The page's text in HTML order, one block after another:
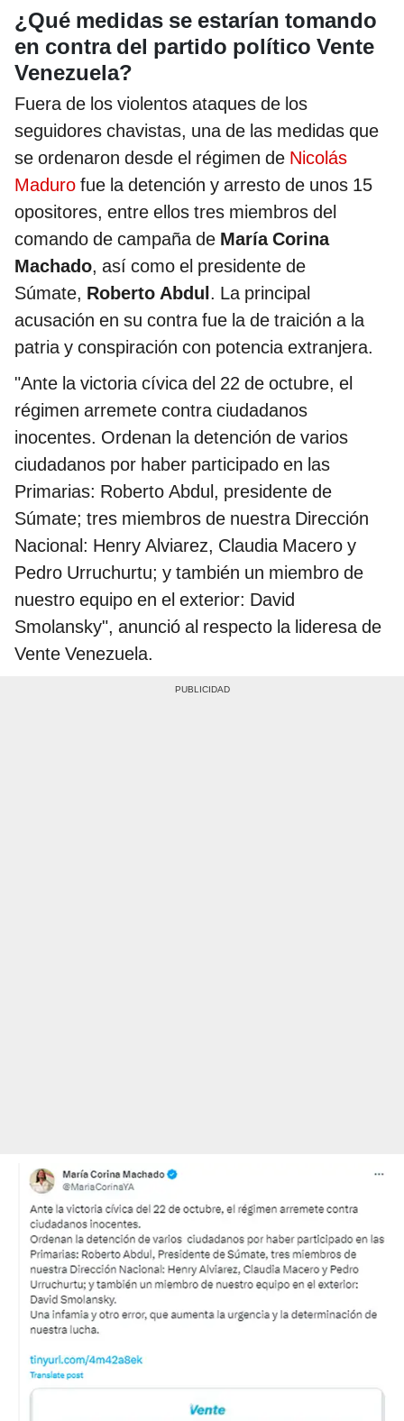
¿Qué medidas se estarían tomando
en contra del partido político Vente
Venezuela?
Fuera de los violentos ataques de los
seguidores chavistas, una de las medidas que
se ordenaron desde el régimen de Nicolás
Maduro fue la detención y arresto de unos 15
opositores, entre ellos tres miembros del
comando de campaña de María Corina
Machado, así como el presidente de
Súmate, Roberto Abdul. La principal
acusación en su contra fue la de traición a la
patria y conspiración con potencia extranjera.
"Ante la victoria cívica del 22 de octubre, el
régimen arremete contra ciudadanos
inocentes. Ordenan la detención de varios
ciudadanos por haber participado en las
Primarias: Roberto Abdul, presidente de
Súmate; tres miembros de nuestra Dirección
Nacional: Henry Alviarez, Claudia Macero y
Pedro Urruchurtu; y también un miembro de
nuestro equipo en el exterior: David
Smolansky", anunció al respecto la lideresa de
Vente Venezuela.